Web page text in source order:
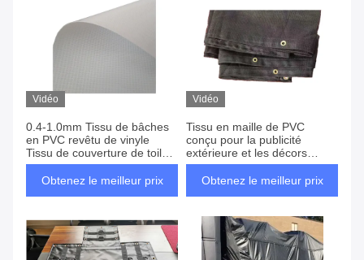
Vidéo
0.4-1.0mm Tissu de bâches
en PVC revêtu de vinyle
Tissu de couverture de toile
pour l'ombrage de camions
de tente
Obtenez le meilleur prix
Vidéo
Tissu en maille de PVC
conçu pour la publicité
extérieure et les décors
d'événements offrant une
grande résistance et une
Obtenez le meilleur prix